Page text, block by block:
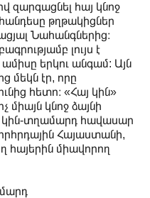
զարգացնել հայ կնոջ
թղթակիցներ
Նահանգներից։
լույս է
երկու անգամ: Այն
մեկն էր, որը
հետո։ «Հայ կին»
միայն կնոջ ձայնի
կին-տղամարդ հավասար
Հայաստանի,
հայերին միավորող